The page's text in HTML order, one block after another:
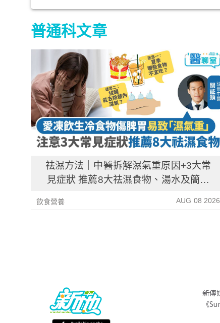
普通科文章
祛濕方法｜中醫拆解濕氣重原因+3大常
見症狀 推薦8大祛濕食物、湯水及簡單
飲食營養 AUG 08 2026